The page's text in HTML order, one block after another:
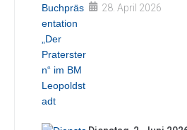
28. April 2026